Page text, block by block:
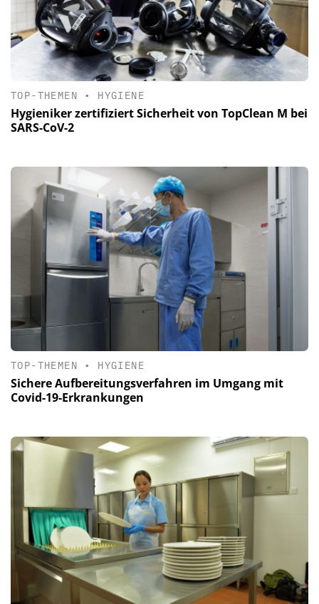
TOP-THEMEN • HYGIENE
Hygieniker zertifiziert Sicherheit von TopClean M bei
SARS-CoV-2
TOP-THEMEN • HYGIENE
Sichere Aufbereitungsverfahren im Umgang mit
Covid-19-Erkrankungen